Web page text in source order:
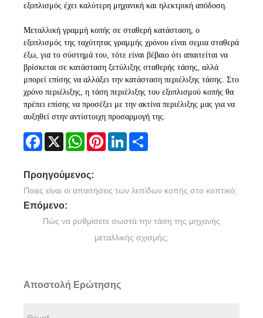
εξοπλισμός έχει καλύτερη μηχανική και ηλεκτρική απόδοση.
Μεταλλική γραμμή κοπής σε σταθερή κατάσταση, ο
εξοπλισμός της ταχύτητας γραμμής χρόνου είναι σεμια σταθερά
έξω, για το σύστημά του, τότε είναι βέβαιο ότι απαιτείται να
βρίσκεται σε κατάσταση ξετύλιξης σταθερής τάσης, αλλά
μπορεί επίσης να αλλάξει την κατάσταση περιέλιξης τάσης. Στο
χρόνο περιέλιξης, η τάση περιέλιξης του εξοπλισμού κοπής θα
πρέπει επίσης να προσέξει με την ακτίνα περιέλιξης μας για να
αυξηθεί στην αντίστοιχη προσαρμογή της.
Facebook
X WhatsAppPinterestLinkedIn
Προηγούμενος:
Ποιες είναι οι απαιτήσεις των λεπίδων κοπής στο κοπτικό;
Επόμενο:
Πώς να ρυθμίσετε σωστά την τάση της μηχανής
μεταλλικής σχισμής;
Αποστολή Ερώτησης